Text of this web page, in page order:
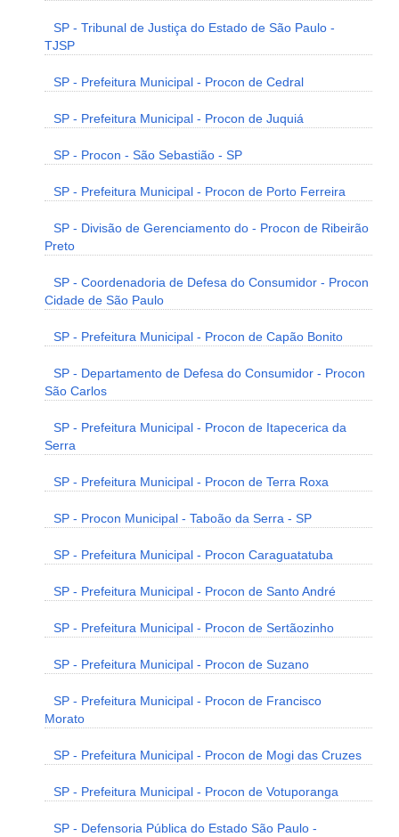
SP - Tribunal de Justiça do Estado de São Paulo -
TJSP
SP - Prefeitura Municipal - Procon de Cedral
SP - Prefeitura Municipal - Procon de Juquiá
SP - Procon - São Sebastião - SP
SP - Prefeitura Municipal - Procon de Porto Ferreira
SP - Divisão de Gerenciamento do - Procon de Ribeirão
Preto
SP - Coordenadoria de Defesa do Consumidor - Procon
Cidade de São Paulo
SP - Prefeitura Municipal - Procon de Capão Bonito
SP - Departamento de Defesa do Consumidor - Procon
São Carlos
SP - Prefeitura Municipal - Procon de Itapecerica da
Serra
SP - Prefeitura Municipal - Procon de Terra Roxa
SP - Procon Municipal - Taboão da Serra - SP
SP - Prefeitura Municipal - Procon Caraguatatuba
SP - Prefeitura Municipal - Procon de Santo André
SP - Prefeitura Municipal - Procon de Sertãozinho
SP - Prefeitura Municipal - Procon de Suzano
SP - Prefeitura Municipal - Procon de Francisco
Morato
SP - Prefeitura Municipal - Procon de Mogi das Cruzes
SP - Prefeitura Municipal - Procon de Votuporanga
SP - Defensoria Pública do Estado São Paulo -